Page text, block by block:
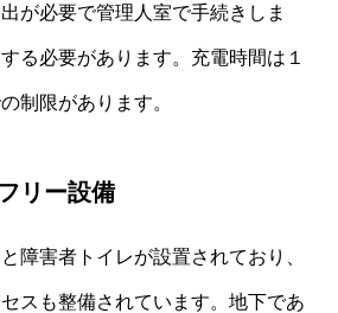
が必要で管理人室で手続きしま
る必要があります。充電時間は１
制限があります。
リー設備
障害者トイレが設置されており、
スも整備されています。地下であ